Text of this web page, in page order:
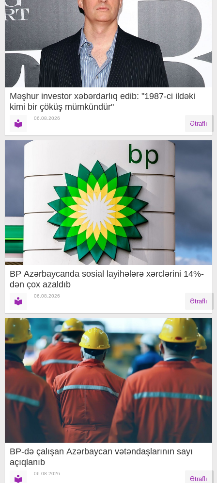
Məşhur investor xəbərdarlıq edib: "1987-ci ildəki
kimi bir çöküş mümkündür"
06.08.2026
Ətraflı
BP Azərbaycanda sosial layihələrə xərclərini 14%-
dən çox azaldıb
06.08.2026
Ətraflı
BP-də çalışan Azərbaycan vətəndaşlarının sayı
açıqlanıb
06.08.2026
Ətraflı